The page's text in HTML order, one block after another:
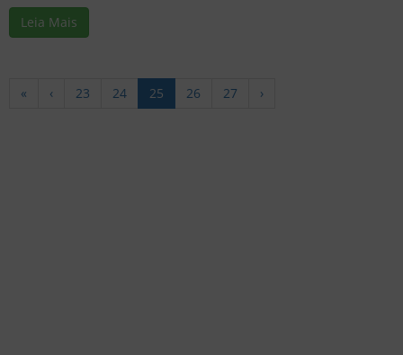
Leia Mais
« ‹ 23 24 25 26 27 ›